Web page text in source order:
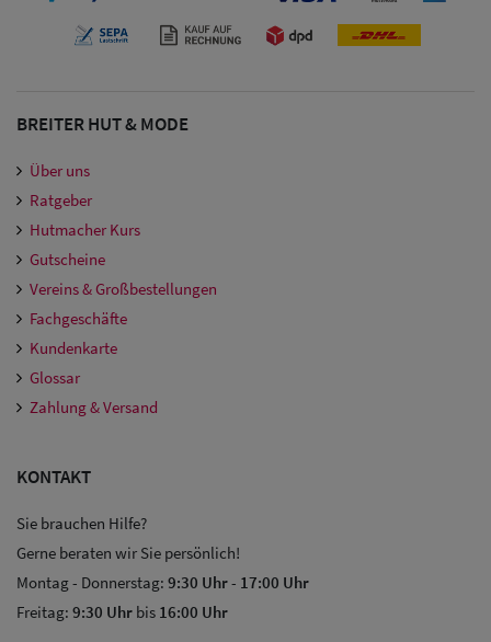
Sale: Caps
BREITER HUT & MODE
Über uns
Ratgeber
Hutmacher Kurs
Gutscheine
Vereins & Großbestellungen
Fachgeschäfte
Kundenkarte
Glossar
Zahlung & Versand
KONTAKT
Sie brauchen Hilfe?
Gerne beraten wir Sie persönlich!
Montag - Donnerstag: 9:30 Uhr- 17:00 Uhr
Freitag: 9:30 Uhr bis 16:00 Uhr